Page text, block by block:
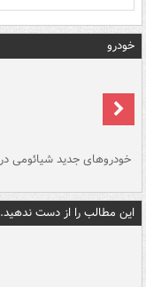
خودرو
خودروهای جدید شیائومی در
این مطالب را از دست